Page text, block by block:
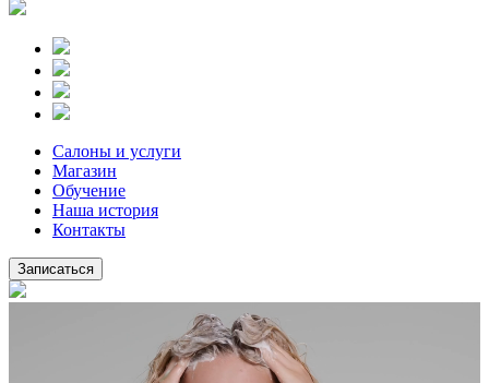
Салоны и услуги
Магазин
Обучение
Наша история
Контакты
Записаться